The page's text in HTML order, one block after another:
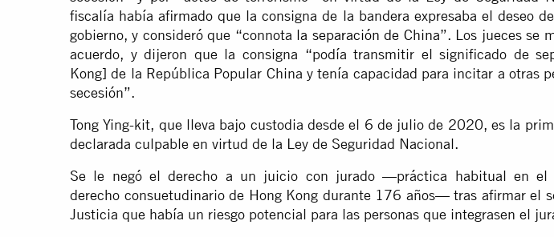
fiscalía había afirmado que la consigna de la bandera expresaba el deseo
gobierno, y consideró que “connota la separación de China”. Los jueces se
acuerdo, y dijeron que la consigna “podía transmitir el significado de
Kong] de la República Popular China y tenía capacidad para incitar a otras
secesión”.
Tong Ying-kit, que lleva bajo custodia desde el 6 de julio de 2020, es la
declarada culpable en virtud de la Ley de Seguridad Nacional.
Se le negó el derecho a un juicio con jurado —práctica habitual en el
derecho consuetudinario de Hong Kong durante 176 años— tras afirmar el
Justicia que había un riesgo potencial para las personas que integrasen el